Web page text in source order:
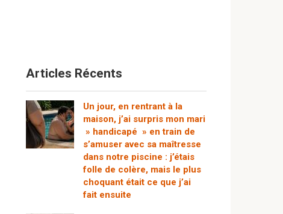
Articles Récents
Un jour, en rentrant à la
maison, j’ai surpris mon mari
» handicapé » en train de
s’amuser avec sa maîtresse
dans notre piscine : j’étais
folle de colère, mais le plus
choquant était ce que j’ai
fait ensuite